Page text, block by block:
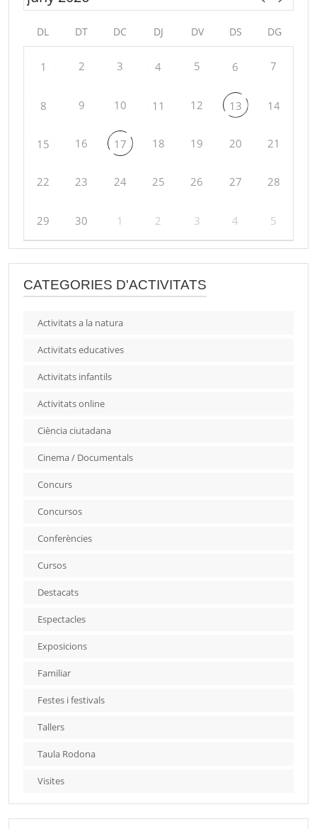
DL DT DC DJ DV DS DG
1 2 3 4 5 6 7
8 9 10 11 12 13 14
15 16 17 18 19 20 21
22 23 24 25 26 27 28
29 30 1 2 3 4 5
CATEGORIES D'ACTIVITATS
Activitats a la natura
Activitats educatives
Activitats infantils
Activitats online
Ciència ciutadana
Cinema / Documentals
Concurs
Concursos
Conferències
Cursos
Destacats
Espectacles
Exposicions
Familiar
Festes i festivals
Tallers
Taula Rodona
Visites